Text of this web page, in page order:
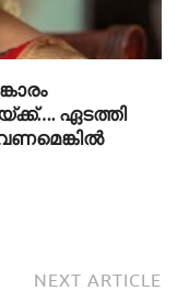
ഏടത്തി
NEXT ARTICLE